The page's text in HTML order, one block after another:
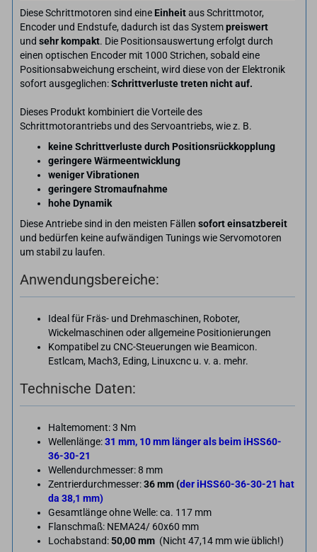
Diese Schrittmotoren sind eine Einheitaus Schrittmotor,
Encoder und Endstufe, dadurch ist das Systempreiswert
und sehr kompakt. Die Positionsauswertung erfolgt durch
einen optischen Encoder mit 1000 Strichen, sobald eine
Positionsabweichung erscheint, wird diese von der Elektronik
sofort ausgeglichen:Schrittverluste treten nicht auf.
Dieses Produkt kombiniert die Vorteile des
Schrittmotorantriebs und des Servoantriebs, wie z. B.
keine Schrittverluste durch Positionsrückkopplung
geringere Wärmeentwicklung
weniger Vibrationen
geringere Stromaufnahme
hohe Dynamik
Diese Antriebe sind in den meisten Fällen sofort einsatzbereit
und bedürfen keine aufwändigen Tunings wie Servomotoren
um stabil zu laufen.
Anwendungsbereiche:
Ideal für Fräs- und Drehmaschinen, Roboter,
Wickelmaschinen oder allgemeine Positionierungen
Kompatibel zu CNC-Steuerungen wie Beamicon.
Estlcam, Mach3, Eding, Linuxcnc u. v. a. mehr.
Technische Daten:
Haltemoment: 3 Nm
Wellenlänge:31 mm, 10 mm länger als beim iHSS60-
36-30-21
Wellendurchmesser: 8 mm
Zentrierdurchmesser:36 mm (der iHSS60-36-30-21 hat
da 38,1 mm)
Gesamtlänge ohne Welle: ca. 117 mm
Flanschmaß: NEMA24/ 60x60 mm
Lochabstand:50,00 mm (Nicht 47,14 mm wie üblich!)